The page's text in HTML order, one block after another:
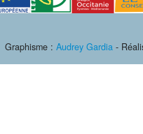
Graphisme : Audrey Gardia -